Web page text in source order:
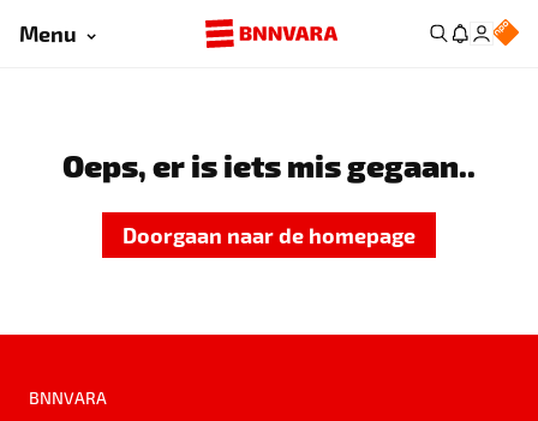
Menu
Oeps, er is iets mis gegaan..
Doorgaan naar de homepage
BNNVARA